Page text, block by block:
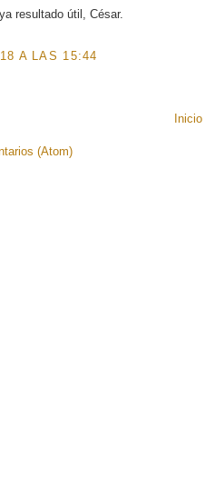
resultado útil, César.
A LAS 15:44
Inicio
(Atom)